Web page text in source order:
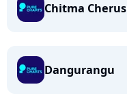
Chitma
Dangurangu